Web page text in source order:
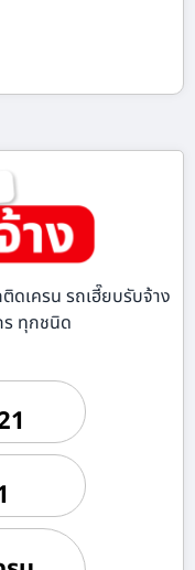
ดเครน รถเฮี๊ยบรับจ้าง
ร ทุกชนิด